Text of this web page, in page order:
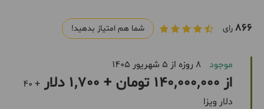
866 رای شما هم امتیاز بدهید!
موجود 8 روزه از 5 شهریور 1405
از 140,000,000 تومان + 1,700 دلار
+ 40
دلار ویزا